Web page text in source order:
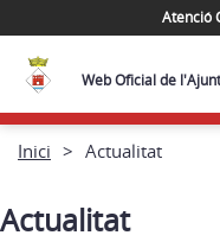
Atenció
Web Oficial de
Inici Actualitat
Actualitat